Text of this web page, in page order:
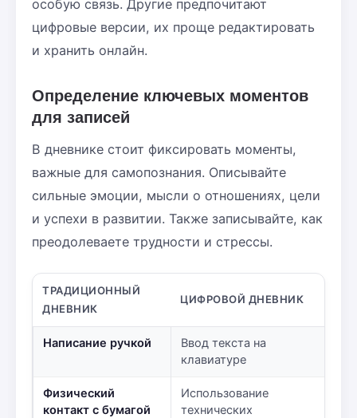
особую связь. Другие предпочитают
цифровые версии, их проще редактировать
и хранить онлайн.
Определение ключевых моментов
для записей
В дневнике стоит фиксировать моменты,
важные для самопознания. Описывайте
сильные эмоции, мысли о отношениях, цели
и успехи в развитии. Также записывайте, как
преодолеваете трудности и стрессы.
ТРАДИЦИОННЫЙ
ДНЕВНИК
ЦИФРОВОЙ ДНЕВНИК
Написание ручкой
Ввод текста на
клавиатуре
Физический
контакт с бумагой
Использование
технических